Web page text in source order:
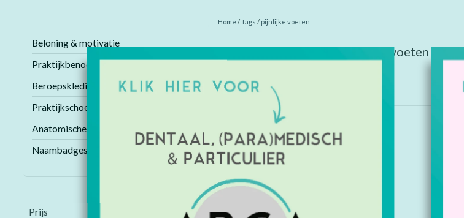
Beloning & motivatie
Praktijkbenodigdheden
Beroepskleding
Praktijkschoenen
Anatomische modellen
Naambadges
Prijs
Home /Tags / pijnlijke voeten
Producten getagd met pijnlijke voeten